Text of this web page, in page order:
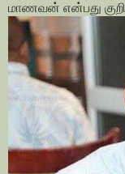
மாணவன் என்பது